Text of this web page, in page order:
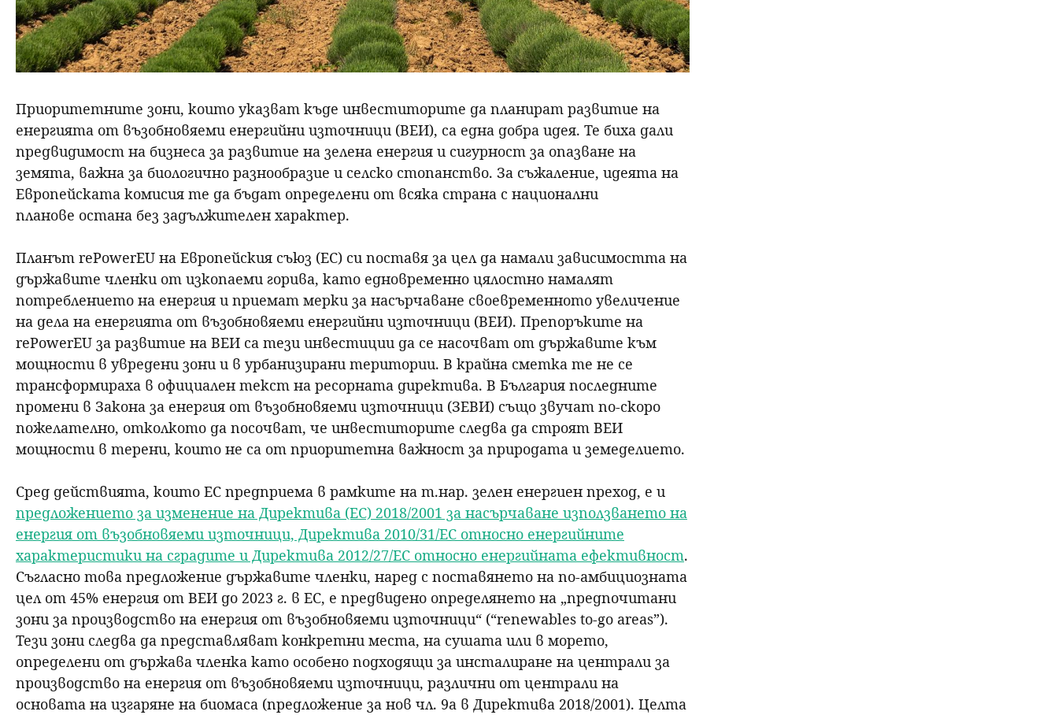
Приоритетните зони, които указват къде инвеститорите да планират развитие на
енергията от възобновяеми енергийни източници (ВЕИ), са една добра идея. Те биха дали
предвидимост на бизнеса за развитие на зелена енергия и сигурност за опазване на
земята, важна за биологично разнообразие и селско стопанство. За съжаление, идеята на
Европейската комисия те да бъдат определени от всяка страна с национални
планове остана без задължителен характер.
Планът rePowerEU на Европейския съюз (ЕС) си поставя за цел да намали зависимостта на
държавите членки от изкопаеми горива, като едновременно цялостно намалят
потреблението на енергия и приемат мерки за насърчаване своевременното увеличение
на дела на енергията от възобновяеми енергийни източници (ВЕИ). Препоръките на
rePowerEU за развитие на ВЕИ са тези инвестиции да се насочват от държавите към
мощности в увредени зони и в урбанизирани територии. В крайна сметка те не се
трансформираха в официален текст на ресорната директива. В България последните
промени в Закона за енергия от възобновяеми източници (ЗЕВИ) също звучат по-скоро
пожелателно, отколкото да посочват, че инвеститорите следва да строят ВЕИ
мощности в терени, които не са от приоритетна важност за природата и земеделието.
Сред действията, които ЕС предприема в рамките на т.нар. зелен енергиен преход, е и
предложението за изменение на Директива (ЕС) 2018/2001 за насърчаване използването на
енергия от възобновяеми източници, Директива 2010/31/ЕС относно енергийните
характеристики на сградите и Директива 2012/27/ЕС относно енергийната ефективност.
Съгласно това предложение държавите членки, наред с поставянето на по-амбициозната
цел от 45% енергия от ВЕИ до 2023 г. в ЕС, е предвидено определянето на „предпочитани
зони за производство на енергия от възобновяеми източници“ (“renewables to-go areas”).
Тези зони следва да представляват конкретни места, на сушата или в морето,
определени от държава членка като особено подходящи за инсталиране на централи за
производство на енергия от възобновяеми източници, различни от централи на
основата на изгаряне на биомаса (предложение за нов чл. 9а в Директива 2018/2001). Целта